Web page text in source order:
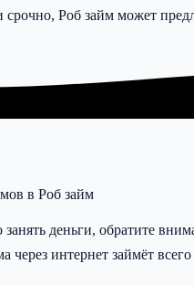
Роб займ может
в Роб займ
деньги, обратите
интернет займёт